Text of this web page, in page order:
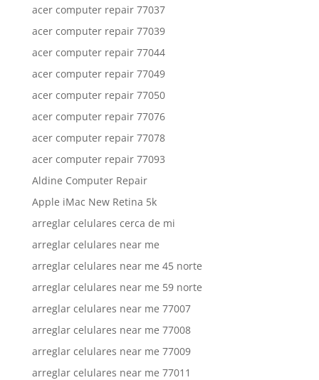
acer computer repair 77037
acer computer repair 77039
acer computer repair 77044
acer computer repair 77049
acer computer repair 77050
acer computer repair 77076
acer computer repair 77078
acer computer repair 77093
Aldine Computer Repair
Apple iMac New Retina 5k
arreglar celulares cerca de mi
arreglar celulares near me
arreglar celulares near me 45 norte
arreglar celulares near me 59 norte
arreglar celulares near me 77007
arreglar celulares near me 77008
arreglar celulares near me 77009
arreglar celulares near me 77011